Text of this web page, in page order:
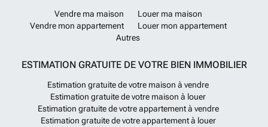
Vendre ma maison
Louer ma maison
Vendre mon appartement
Louer mon appartement
Autres
ESTIMATION GRATUITE DE VOTRE BIEN IMMOBILIER
Estimation gratuite de votre maison à vendre
Estimation gratuite de votre maison à louer
Estimation gratuite de votre appartement à vendre
Estimation gratuite de votre appartement à louer